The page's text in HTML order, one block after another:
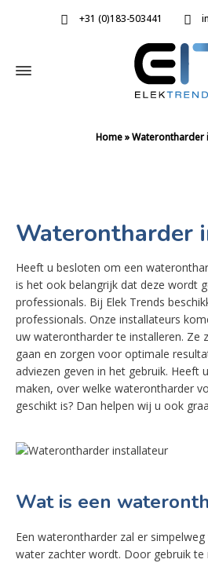
+31 (0)183-503441
Home»Waterontharder
Waterontharder
Heeft u besloten om een
is het ook belangrijk dat deze wordt
professionals. Bij Elek Trends
professionals. Onze installateurs
uw waterontharder te installeren. Ze
gaan en zorgen voor optimale
adviezen geven in het gebruik. Heeft
maken, over welke waterontharder
geschikt is? Dan helpen wij u ook
Wat is een
Een waterontharder zal er
water zachter wordt. Door gebruik te